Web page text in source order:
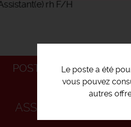
Le poste a été
vous pouvez
autres
POSTULEZ
ASSISTANT(E) RH F/H